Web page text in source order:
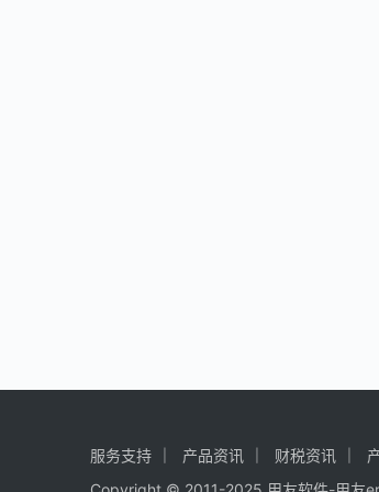
服务支持 产品资讯 财税资讯